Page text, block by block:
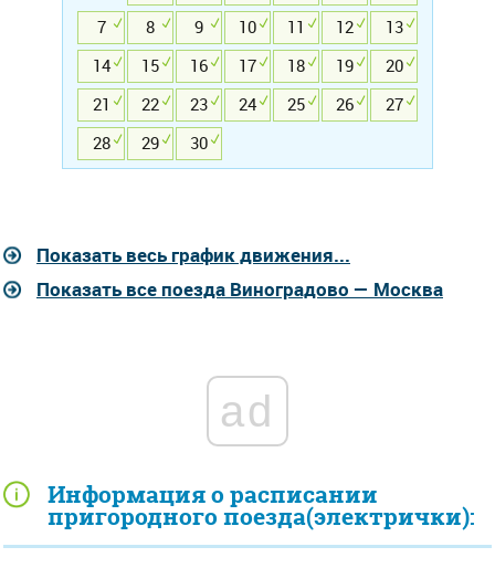
Информация о расписании
пригородного поезда(электрички):
7
8 9 10 11 12
13
14
15 16 17 18 19
20
21
22 23 24 25 26
27
28
29 30
Показать весь график движения...
Показать все поезда Виноградово — Москва
ad